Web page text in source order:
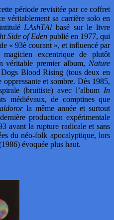
période revisitée par ce coffret
sa carrière solo en
LAshTAl basé sur le livre
Side of Eden publié en 1977, qui
« 93è courant », et influencé par
excentrique de plutôt
véritable premier album, Nature
Blood Rising (tous deux en
et sombre. Dès 1985,
(bruitiste) avec l’album In
médiévaux, de comptines que
la même année et surtout
production expérimentale
avant la rupture radicale et sans
du néo-folk apocalyptique, lors
évoquée plus haut.